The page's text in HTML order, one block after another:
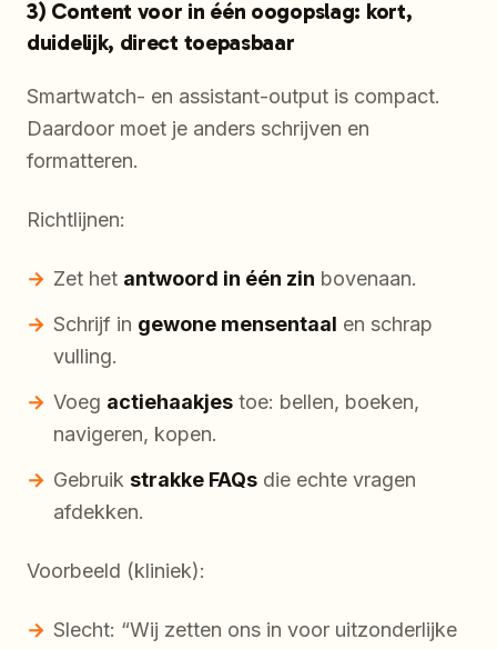
3) Content voor in één oogopslag: kort,
duidelijk, direct toepasbaar
Smartwatch- en assistant-output is compact.
Daardoor moet je anders schrijven en
formatteren.
Richtlijnen:
Zet het antwoord in één zin bovenaan.
Schrijf in gewone mensentaal en schrap
vulling.
Voeg actiehaakjes toe: bellen, boeken,
navigeren, kopen.
Gebruik strakke FAQs die echte vragen
afdekken.
Voorbeeld (kliniek):
Slecht: “Wij zetten ons in voor uitzonderlijke